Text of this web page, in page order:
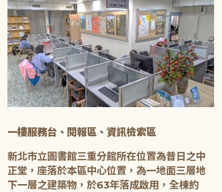
一樓服務台、閱報區、資訊檢索區
新北市立圖書館三重分館所在位置為昔日之中
正堂，座落於本區中心位置，為一地面三層地
下一層之建築物，於63年落成啟用，全棟約